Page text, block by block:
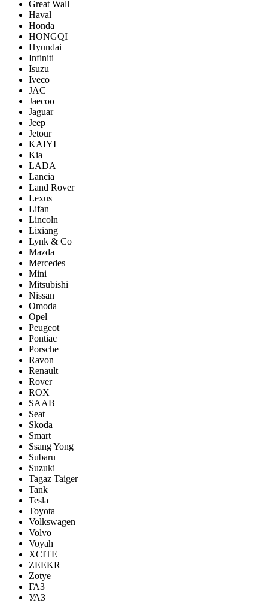
Great Wall
Haval
Honda
HONGQI
Hyundai
Infiniti
Isuzu
Iveco
JAC
Jaecoo
Jaguar
Jeep
Jetour
KAIYI
Kia
LADA
Lancia
Land Rover
Lexus
Lifan
Lincoln
Lixiang
Lynk & Co
Mazda
Mercedes
Mini
Mitsubishi
Nissan
Omoda
Opel
Peugeot
Pontiac
Porsсhe
Ravon
Renault
Rover
ROX
SAAB
Seat
Skoda
Smart
Ssang Yong
Subaru
Suzuki
Tagaz Taiger
Tank
Tesla
Toyota
Volkswagen
Volvo
Voyah
XCITE
ZEEKR
Zotye
ГАЗ
УАЗ